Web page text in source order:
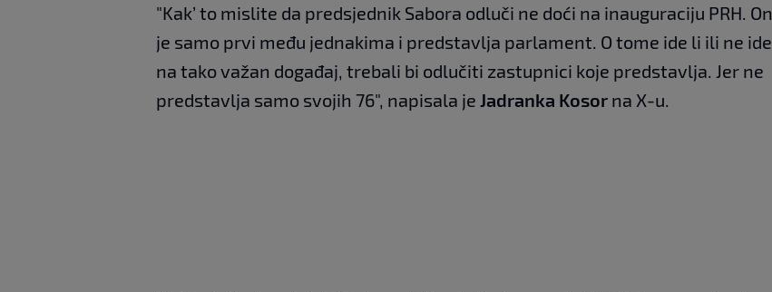
"Kak’ to mislite da predsjednik Sabora odluči ne doći na inauguraciju PRH. On
je samo prvi među jednakima i predstavlja parlament. O tome ide li ili ne ide
na tako važan događaj, trebali bi odlučiti zastupnici koje predstavlja. Jer ne
predstavlja samo svojih 76", napisala je Jadranka Kosor na X-u.